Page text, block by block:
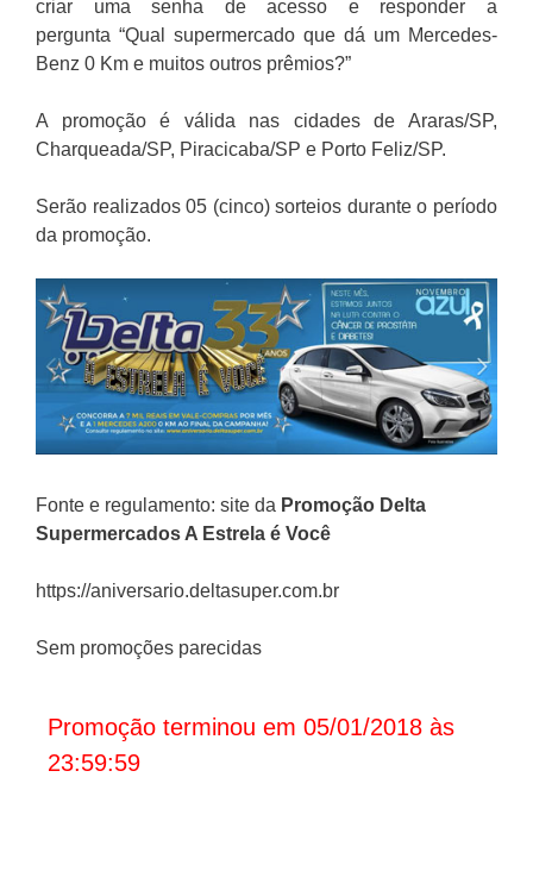
criar uma senha de acesso e responder a
pergunta “Qual supermercado que dá um Mercedes-
Benz 0 Km e muitos outros prêmios?”
A promoção é válida nas cidades de Araras/SP,
Charqueada/SP, Piracicaba/SP e Porto Feliz/SP.
Serão realizados 05 (cinco) sorteios durante o período
da promoção.
Fonte e regulamento: site da Promoção Delta
Supermercados A Estrela é Você
https://aniversario.deltasuper.com.br
Sem promoções parecidas
Promoção terminou em 05/01/2018 às
23:59:59